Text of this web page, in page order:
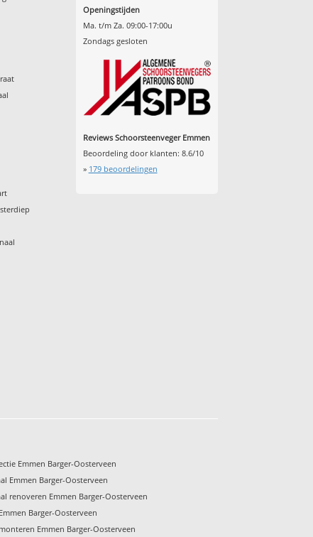
Openingstijden
Ma. t/m Za. 09:00-17:00u
Zondags gesloten
Reviews Schoorsteenveger Emmen
Beoordeling door klanten: 8.6/10
» 179beoordelingen
Emmen Barger-Oosterveen
Emmen Barger-Oosterveen
renoveren Emmen Barger-Oosterveen
Barger-Oosterveen
Emmen Barger-Oosterveen